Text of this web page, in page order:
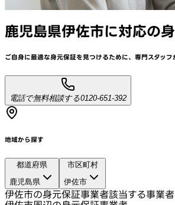
鹿児島県伊佐市に対応の
ご自身に最適な身元保証を見つけるために、 専門スタッフ
電話で無料相談する0120-651-392
地域から探す
都道府県
鹿児島県
市区町村
伊佐市
伊佐市の身元保証事業者該当する事業